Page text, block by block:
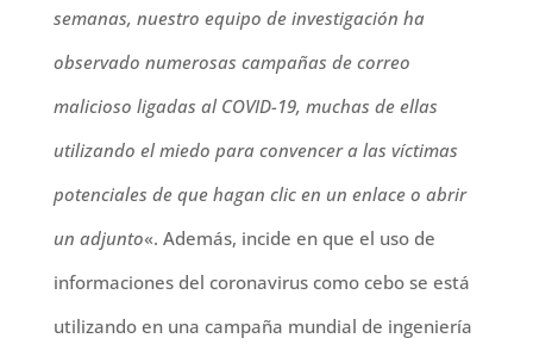
semanas, nuestro equipo de investigación ha
observado numerosas campañas de correo
malicioso ligadas al COVID-19, muchas de ellas
utilizando el miedo para convencer a las víctimas
potenciales de que hagan clic en un enlace o abrir
un adjunto«. Además, incide en que el uso de
informaciones del coronavirus como cebo se está
utilizando en una campaña mundial de ingeniería